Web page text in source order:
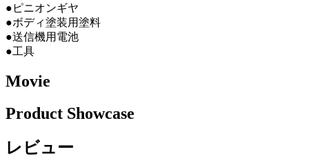
●ピニオンギヤ
●ボディ塗装用塗料
●送信機用電池
●工具
Movie
Product Showcase
レビュー